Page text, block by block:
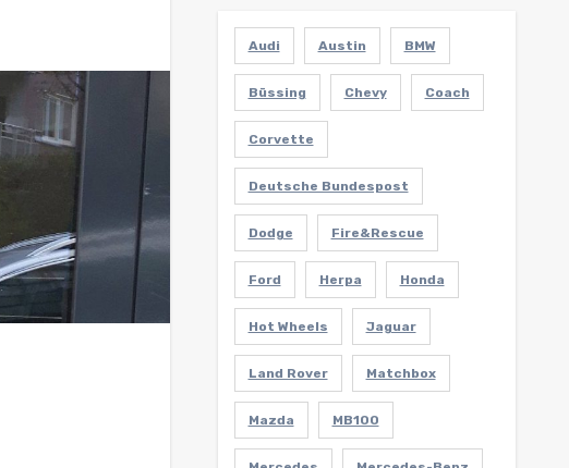
Audi Austin BMW
Büssing Chevy Coach
Corvette
Deutsche Bundespost
Dodge Fire&Rescue
Ford Herpa Honda
Hot Wheels Jaguar
Land Rover Matchbox
Mazda MB100